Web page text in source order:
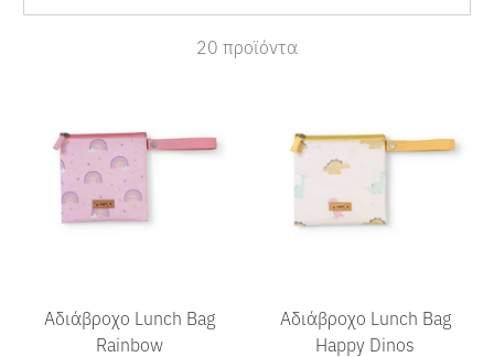
20 προϊόντα
Αδιάβροχο Lunch Bag
Rainbow
Αδιάβροχο Lunch Bag
Happy Dinos